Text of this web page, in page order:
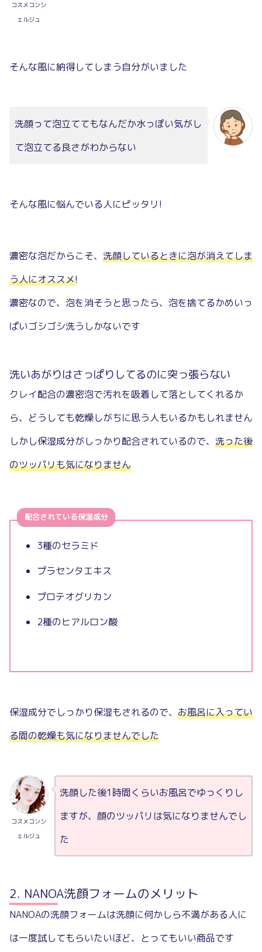
コスメコンシ
ェルジュ
そんな風に納得してしまう自分がいました
洗顔って泡立ててもなんだか水っぽい気がし
て泡立てる良さがわからない
そんな風に悩んでいる人にピッタリ!
濃密な泡だからこそ、 洗顔しているときに泡が消えてしま
う人にオススメ!
濃密なので、泡を消そうと思ったら、泡を捨てるかめいっ
ぱいゴシゴシ洗うしかないです
洗いあがりはさっぱりしてるのに突っ張らない
クレイ配合の濃密泡で汚れを吸着して落としてくれるか
ら、どうしても乾燥しがちに思う人もいるかもしれません
しかし保湿成分がしっかり配合されているので、 洗った後
のツッパリも気になりません
配合されている保湿成分
3種のセラミド
プラセンタエキス
プロテオグリカン
2種のヒアルロン酸
保湿成分でしっかり保湿もされるので、 お風呂に入ってい
る間の乾燥も気になりませんでした
コスメコンシ
ェルジュ
洗顔した後1時間くらいお風呂でゆっくりし
ますが、顔のツッパリは気になりませんでし
た
NANOA洗顔フォームのメリット
NANOAの洗顔フォームは洗顔に何かしら不満がある人に
は一度試してもらいたいほど、とってもいい商品です